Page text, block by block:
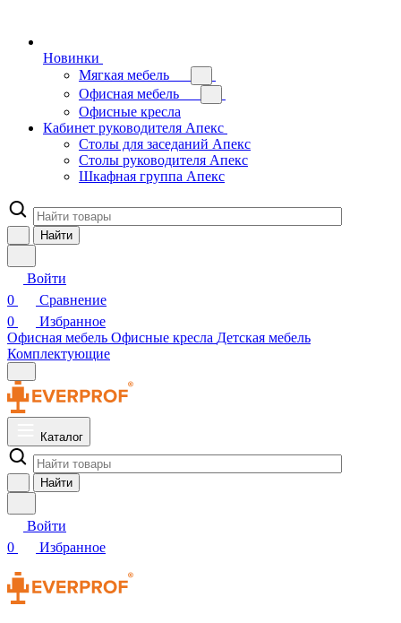
Новинки
Мягкая мебель
Офисная мебель
Офисные кресла
Кабинет руководителя Апекс
Столы для заседаний Апекс
Столы руководителя Апекс
Шкафная группа Апекс
Найти
Войти
0
Сравнение
0
Избранное
Офисная мебель Офисные кресла Детская мебель
Комплектующие
Каталог
Найти
Войти
0
Избранное